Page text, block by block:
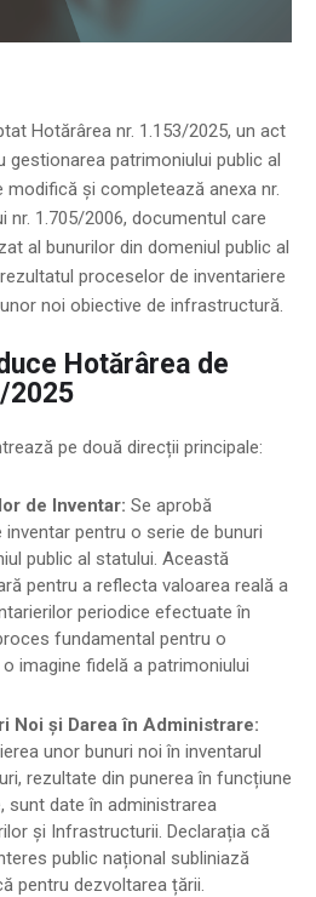
Hotărârea nr. 1.153/2025, un act
patrimoniului public al
și completează anexa nr.
nr. 1.705/2006, documentul care
al bunurilor din domeniul public al
proceselor de inventariere
noi obiective de infrastructură.
Hotărârea de
2025
pe două direcții principale:
de Inventar: Se aprobă
pentru o serie de bunuri
public al statului. Această
pentru a reflecta valoarea reală a
periodice efectuate în
fundamental pentru o
imagine fidelă a patrimoniului
Noi și Darea în Administrare:
unor bunuri noi în inventarul
rezultate din punerea în funcțiune
sunt date în administrarea
și Infrastructurii. Declarația că
public național subliniază
pentru dezvoltarea țării.